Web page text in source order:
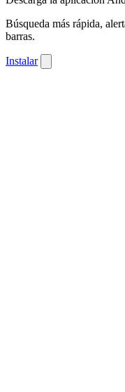
Búsqueda más rápida,
barras.
Instalar